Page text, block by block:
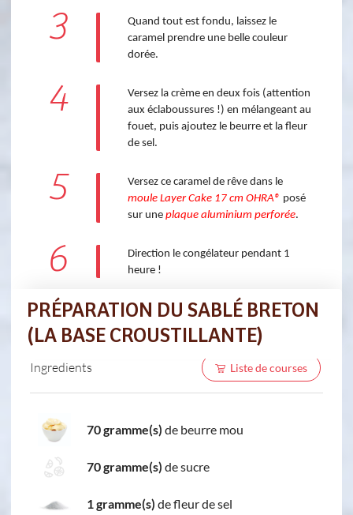
3
Quand tout est fondu, laissez le
caramel prendre une belle couleur
dorée.
4
Versez la crème en deux fois (attention
aux éclaboussures !) en mélangeant au
fouet, puis ajoutez le beurre et la fleur
de sel.
5
Versez ce caramel de rêve dans le
moule Layer Cake 17 cm OHRA® posé
sur une plaque aluminium perforée.
6
Direction le congélateur pendant 1
heure !
PRÉPARATION DU SABLÉ BRETON
(LA BASE CROUSTILLANTE)
Ingredients Liste de courses
70 gramme(s) de beurre mou
70 gramme(s) de sucre
1 gramme(s) de fleur de sel